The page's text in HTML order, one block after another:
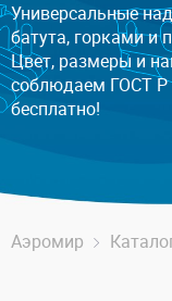
Универсальные
батута, горками и
Цвет, размеры и
соблюдаем ГОСТ Р
бесплатно!
Аэромир